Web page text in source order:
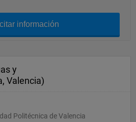
información
y
Valencia)
Politécnica de Valencia